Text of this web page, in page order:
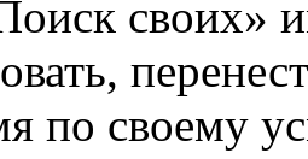
своих»
по своему